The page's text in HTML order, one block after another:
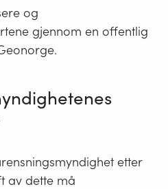
og
gjennom en offentlig
.
etter
av dette må